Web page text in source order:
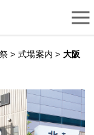
> 式場案内 >大阪